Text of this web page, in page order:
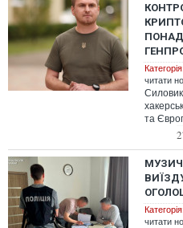
ПОНАД
Категорія:
читати
та
Категорія:
читати